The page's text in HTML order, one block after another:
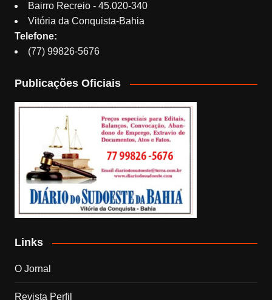
Bairro Recreio - 45.020-340
Vitória da Conquista-Bahia
Telefone:
(77) 99826-5676
Publicações Oficiais
Links
O Jornal
Revista Perfil